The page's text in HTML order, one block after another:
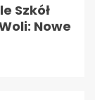
Szkół
Nowe